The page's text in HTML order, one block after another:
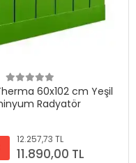
60x102 cm Yeşil
Radyatör
12.257,73 TL
11.890,00 TL